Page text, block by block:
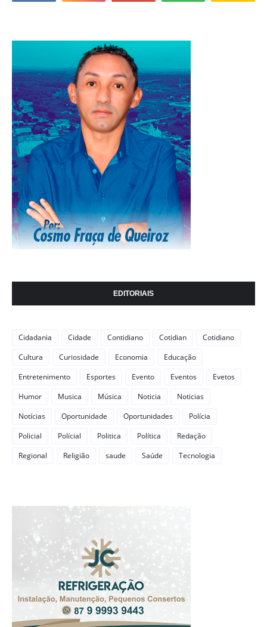
EDITORIAIS
Cidadania Cidade Contidiano Cotidian
Cotidiano
Cultura
Curiosidade Economia
Educação
Entretenimento
Esportes Evento Eventos
Evetos
Humor
Musica Música Noticia
Noticias
Notícias
Oportunidade Oportunidades
Polícia
Policial
Polícial Politica Política
Redação
Regional
Religião saude Saúde Tecnologia